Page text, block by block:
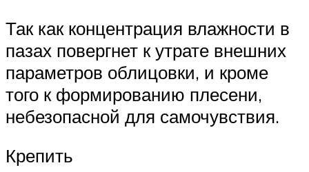
Так как концентрация влажности в
пазах повергнет к утрате внешних
параметров облицовки, и кроме
того к формированию плесени,
небезопасной для самочувствия.
Крепить